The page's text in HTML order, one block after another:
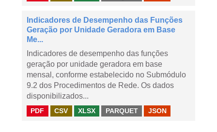
Indicadores de Desempenho das Funções
Geração por Unidade Geradora em Base
Me...
Indicadores de desempenho das funções
geração por unidade geradora em base
mensal, conforme estabelecido no Submódulo
9.2 dos Procedimentos de Rede. Os dados
disponibilizados...
PDF CSV XLSX PARQUET JSON